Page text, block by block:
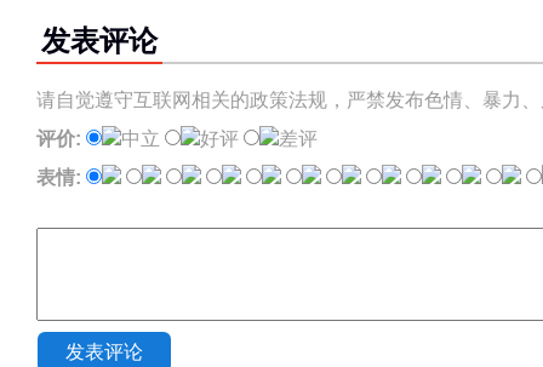
发表评论
请自觉遵守互联网相关的政策法规，严禁发布色情、暴力
评价:
中立 好评
差评
表情:
发表评论